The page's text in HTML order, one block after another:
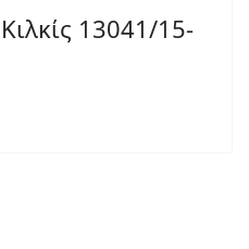
13041/15-